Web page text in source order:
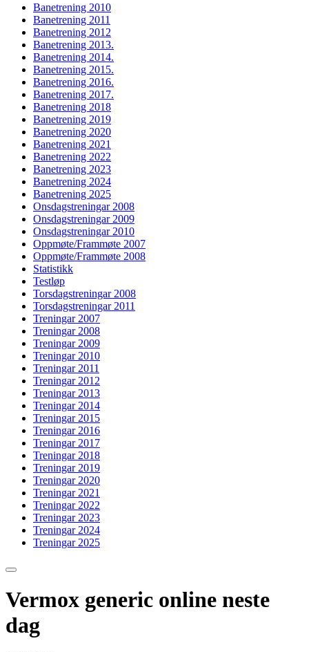
Banetrening 2010
Banetrening 2011
Banetrening 2012
Banetrening 2013.
Banetrening 2014.
Banetrening 2015.
Banetrening 2016.
Banetrening 2017.
Banetrening 2018
Banetrening 2019
Banetrening 2020
Banetrening 2021
Banetrening 2022
Banetrening 2023
Banetrening 2024
Banetrening 2025
Onsdagstreningar 2008
Onsdagstreningar 2009
Onsdagstreningar 2010
Oppmøte/Frammøte 2007
Oppmøte/Frammøte 2008
Statistikk
Testløp
Torsdagstreningar 2008
Torsdagstreningar 2011
Treningar 2007
Treningar 2008
Treningar 2009
Treningar 2010
Treningar 2011
Treningar 2012
Treningar 2013
Treningar 2014
Treningar 2015
Treningar 2016
Treningar 2017
Treningar 2018
Treningar 2019
Treningar 2020
Treningar 2021
Treningar 2022
Treningar 2023
Treningar 2024
Treningar 2025
Vermox generic online neste
dag